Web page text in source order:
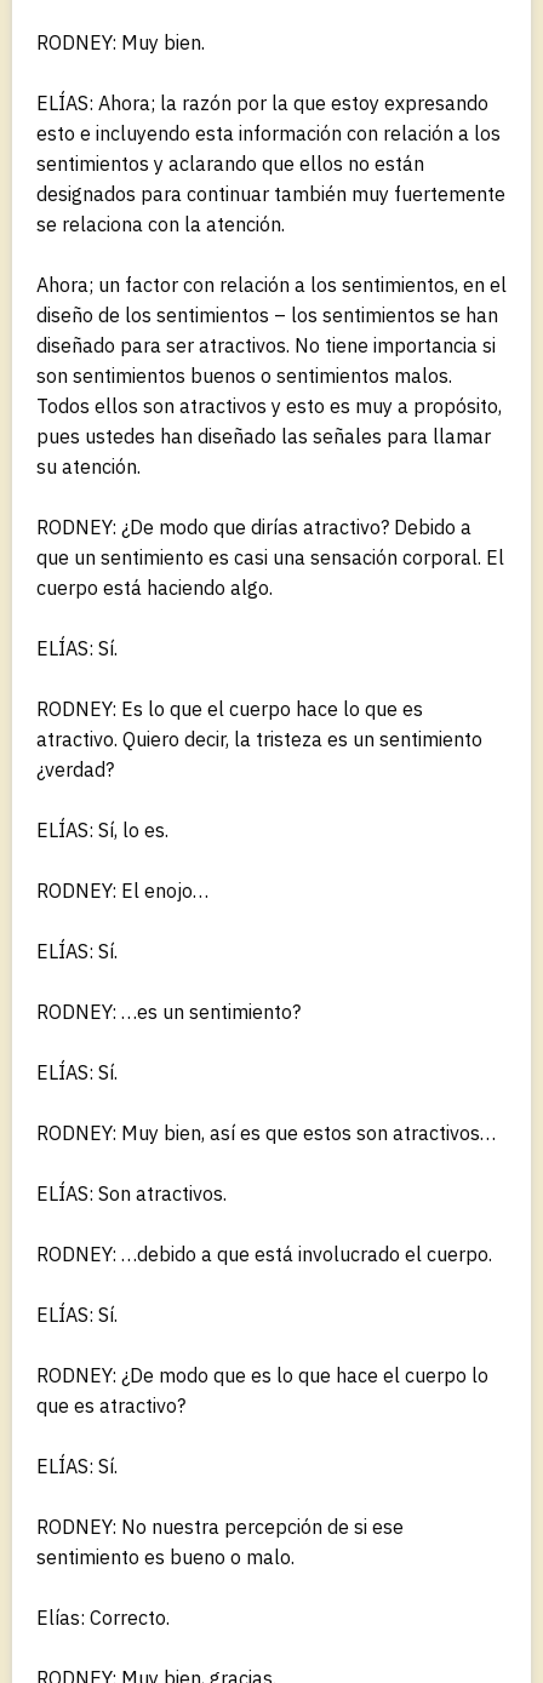
RODNEY: Muy bien.
ELÍAS: Ahora; la razón por la que estoy expresando
esto e incluyendo esta información con relación a los
sentimientos y aclarando que ellos no están
designados para continuar también muy fuertemente
se relaciona con la atención.
Ahora; un factor con relación a los sentimientos, en el
diseño de los sentimientos – los sentimientos se han
diseñado para ser atractivos. No tiene importancia si
son sentimientos buenos o sentimientos malos.
Todos ellos son atractivos y esto es muy a propósito,
pues ustedes han diseñado las señales para llamar
su atención.
RODNEY: ¿De modo que dirías atractivo? Debido a
que un sentimiento es casi una sensación corporal. El
cuerpo está haciendo algo.
ELÍAS: Sí.
RODNEY: Es lo que el cuerpo hace lo que es
atractivo. Quiero decir, la tristeza es un sentimiento
¿verdad?
ELÍAS: Sí, lo es.
RODNEY: El enojo…
ELÍAS: Sí.
RODNEY: …es un sentimiento?
ELÍAS: Sí.
RODNEY: Muy bien, así es que estos son atractivos…
ELÍAS: Son atractivos.
RODNEY: …debido a que está involucrado el cuerpo.
ELÍAS: Sí.
RODNEY: ¿De modo que es lo que hace el cuerpo lo
que es atractivo?
ELÍAS: Sí.
RODNEY: No nuestra percepción de si ese
sentimiento es bueno o malo.
Elías: Correcto.
RODNEY: Muy bien, gracias.